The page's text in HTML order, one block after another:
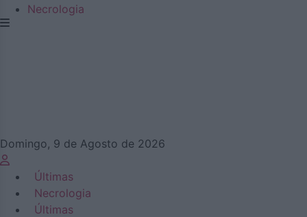
Necrologia
Domingo, 9 de Agosto de 2026
Últimas
Necrologia
Últimas